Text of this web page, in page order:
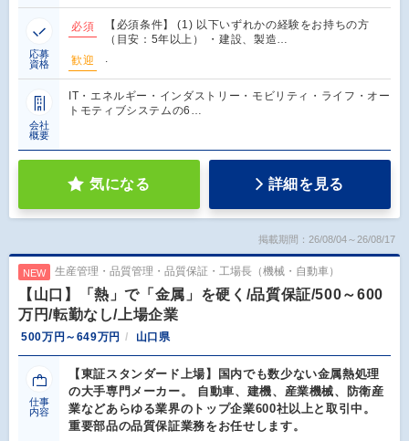
応募
資格
必須
【必須条件】 (1) 以下いずれかの経験をお持ちの方
（目安：5年以上） ・建設、製造…
歓迎
.
会社
概要
IT・エネルギー・インダストリー・モビリティ・ライフ・オー
トモティブシステムの6…
気になる 詳細を見る
掲載期間：26/08/04～26/08/17
NEW 生産管理・品質管理・品質保証・工場長（機械・自動車）
【山口】「熱」で「金属」を硬く/品質保証/500～600
万円/転勤なし/上場企業
500万円～649万円 山口県
仕事
内容
【東証スタンダード上場】国内でも数少ない金属熱処理
の大手専門メーカー。 自動車、建機、産業機械、防衛産
業などあらゆる業界のトップ企業600社以上と取引中。
重要部品の品質保証業務をお任せします。